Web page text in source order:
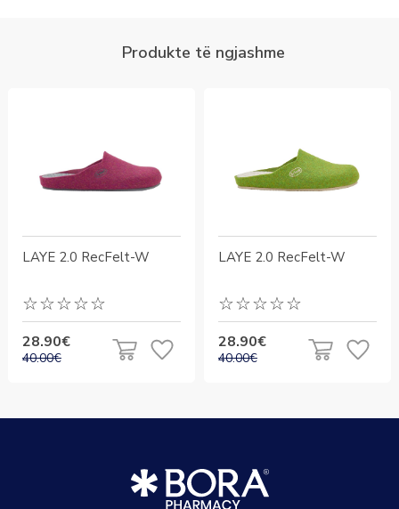
LAYE 2.0 RecFelt-W
28.90€
40.00€
LAYE 2.0 RecFelt-W
28.90€
40.00€